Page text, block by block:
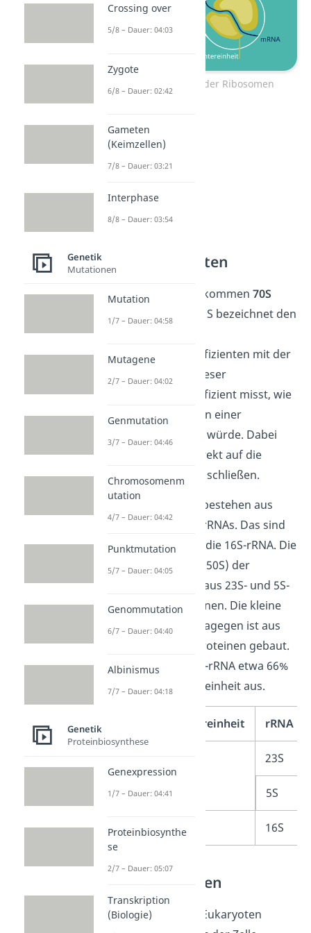
RNA als Baustein der Ribosomen
rRNA Prokaryoten
In den Prokaryoten kommen70S
Ribosomen
vor. Das S bezeichnet den
Sedimentationskoeffizienten mit der
Einheit Svedberg. Dieser
Sedimentationskoeffizient misst, wie
schnell ein Teilchen in einer
Zentrifuge absinken würde. Dabei
kannst du auch indirekt auf die
Größe des Teilchens schließen.
Die 70S Ribosomen bestehen aus
drei
verschiedenen rRNAs. Das sind
die 23S-, die 5S- und die 16S-rRNA. Die
große Untereinheit (50S) der
Ribosomen besteht aus 23S- und 5S-
rRNAs und 31 Proteinen. Die kleine
Untereinheit (30S) dagegen ist aus
16S-rRNAs und 21 Proteinen gebaut.
Dabei macht die 16S-rRNA etwa 66%
der gesamten Untereinheit aus.
Untereinheit rRNA
23S
5S
30S 16S
rRNA Eukaryoten
Die Ribosomen der Eukaryoten
Crossing over
5/8 – Dauer: 04:03
Zygote
6/8 – Dauer: 02:42
Gameten
(Keimzellen)
7/8 – Dauer: 03:21
Interphase
8/8 – Dauer: 03:54
Genetik
Mutationen
Mutation
1/7 – Dauer: 04:58
Mutagene
2/7 – Dauer: 04:02
Genmutation
3/7 – Dauer: 04:46
Chromosomenm
utation
4/7 – Dauer: 04:42
Punktmutation
5/7 – Dauer: 04:05
Genommutation
6/7 – Dauer: 04:40
Albinismus
7/7 – Dauer: 04:18
Genetik
Proteinbiosynthese
Genexpression
1/7 – Dauer: 04:41
Proteinbiosynthe
se
2/7 – Dauer: 05:07
Transkription
(Biologie)